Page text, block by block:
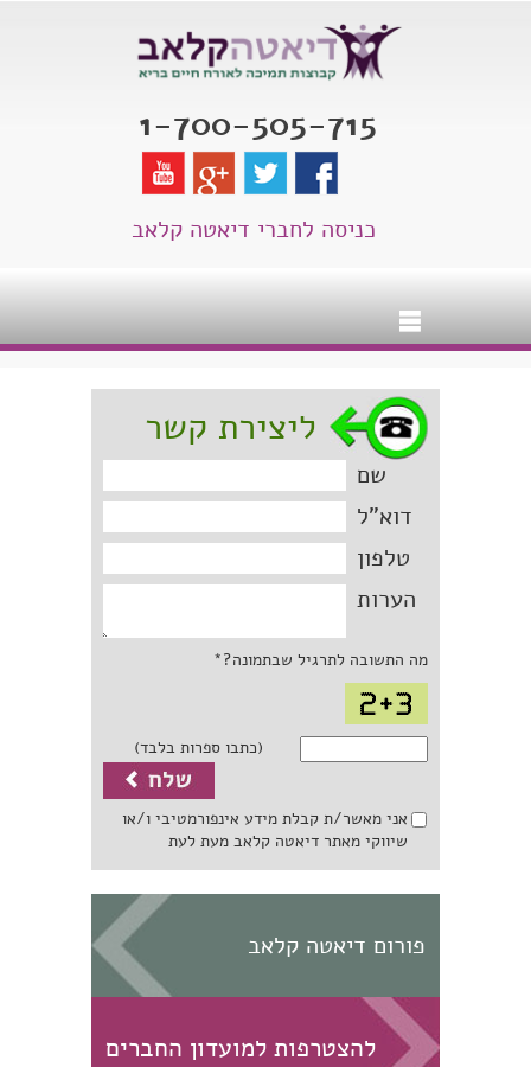
1-700-505-715
כניסה לחברי דיאטה קלאב
ליצירת קשר
שם
דוא"ל
טלפון
הערות
מה התשובה לתרגיל שבתמונה?*
(כתבו ספרות בלבד)
אני מאשר/ת קבלת מידע אינפורמטיבי ו/או
שיווקי מאתר דיאטה קלאב מעת לעת
פורום דיאטה קלאב
להצטרפות למועדון החברים